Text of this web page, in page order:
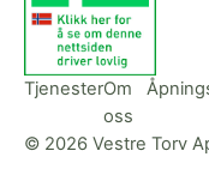
TjenesterOm
oss
© 2026 Vestre Torv